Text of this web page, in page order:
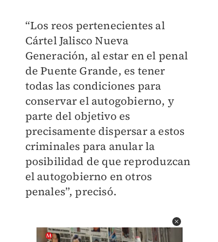
“Los reos pertenecientes al
Cártel Jalisco Nueva
Generación, al estar en el penal
de Puente Grande, es tener
todas las condiciones para
conservar el autogobierno, y
parte del objetivo es
precisamente dispersar a estos
criminales para anular la
posibilidad de que reproduzcan
el autogobierno en otros
penales”, precisó.